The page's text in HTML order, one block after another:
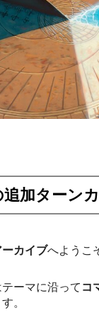
加ターン
カイブへようこ
ーマに沿って コ
。